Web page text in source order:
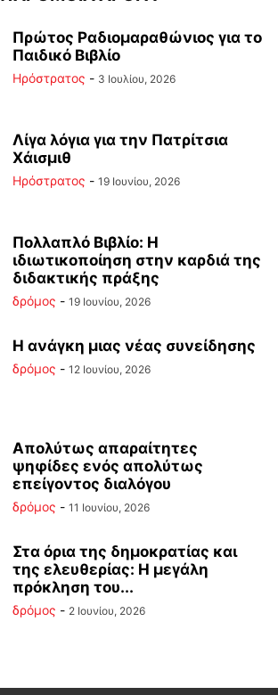
Πρώτος Ραδιομαραθώνιος για το
Παιδικό Βιβλίο
Ηρόστρατος - 3 Ιουλίου, 2026
Λίγα λόγια για την Πατρίτσια
Χάισμιθ
Ηρόστρατος - 19 Ιουνίου, 2026
Πολλαπλό Βιβλίο: Η
ιδιωτικοποίηση στην καρδιά της
διδακτικής πράξης
δρόμος - 19 Ιουνίου, 2026
Η ανάγκη μιας νέας συνείδησης
δρόμος - 12 Ιουνίου, 2026
Απολύτως απαραίτητες
ψηφίδες ενός απολύτως
επείγοντος διαλόγου
δρόμος - 11 Ιουνίου, 2026
Στα όρια της δημοκρατίας και
της ελευθερίας: Η μεγάλη
πρόκληση του...
δρόμος - 2 Ιουνίου, 2026